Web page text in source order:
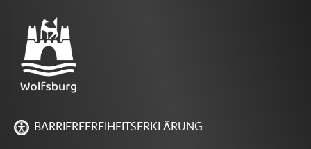
BARRIEREFREIHEITSERKLÄRUNG